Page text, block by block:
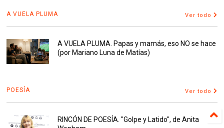
A VUELA PLUMA Ver todo
A VUELA PLUMA. Papas y mamás, eso NO se hace
(por Mariano Luna de Matías)
POESÍA Ver todo
RINCÓN DE POESÍA. "Golpe y Latido", de Anita